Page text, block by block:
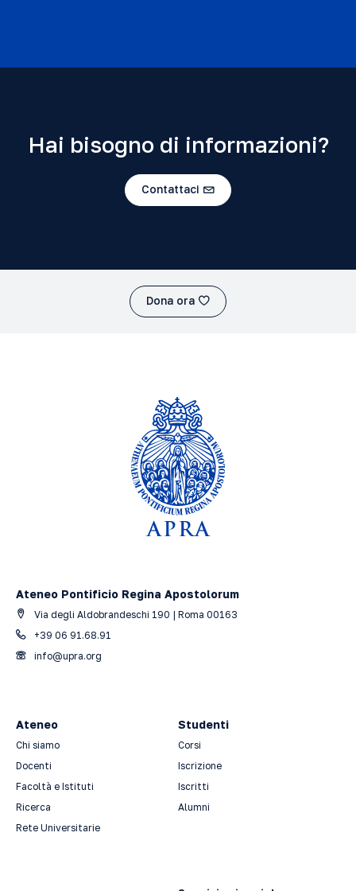
Hai bisogno di informazioni?
Contattaci
Dona ora
Ateneo Pontificio Regina Apostolorum
Via degli Aldobrandeschi 190 | Roma 00163
+39 06 91.68.91
info@upra.org
Ateneo
Chi siamo
Docenti
Facoltà e Istituti
Ricerca
Rete Universitarie
Studenti
Corsi
Iscrizione
Iscritti
Alumni